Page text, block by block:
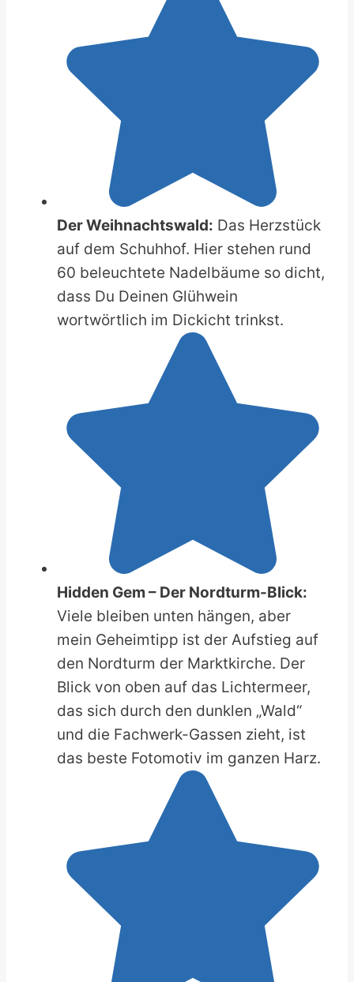
Der Weihnachtswald: Das Herzstück
auf dem Schuhhof. Hier stehen rund
60 beleuchtete Nadelbäume so dicht,
dass Du Deinen Glühwein
wortwörtlich im Dickicht trinkst.
Hidden Gem – Der Nordturm-Blick:
Viele bleiben unten hängen, aber
mein Geheimtipp ist der Aufstieg auf
den Nordturm der Marktkirche. Der
Blick von oben auf das Lichtermeer,
das sich durch den dunklen „Wald“
und die Fachwerk-Gassen zieht, ist
das beste Fotomotiv im ganzen Harz.